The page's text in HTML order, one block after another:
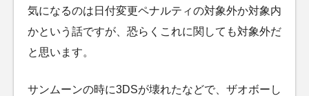
気になるのは日付変更ペナルティの対象外か対象内
かという話ですが、恐らくこれに関しても対象外だ
と思います。
サンムーンの時に3DSが壊れたなどで、ザオボーし